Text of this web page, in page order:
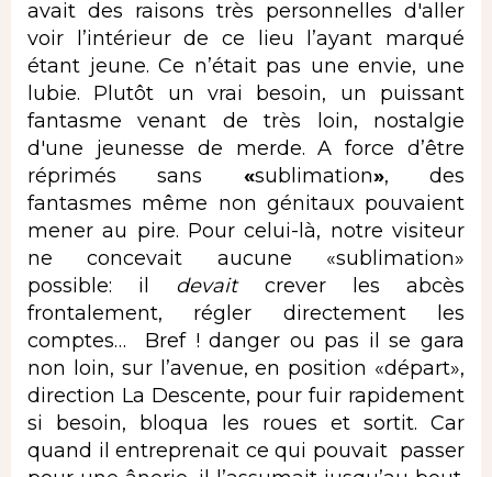
avait des raisons très personnelles d'aller
voir l’intérieur de ce lieu l’ayant marqué
étant jeune. Ce n’était pas une envie, une
lubie. Plutôt un vrai besoin, un puissant
fantasme venant de très loin, nostalgie
d'une jeunesse de merde. A force d’être
réprimés sans «sublimation», des
fantasmes même non génitaux pouvaient
mener au pire. Pour celui-là, notre visiteur
ne concevait aucune «sublimation»
possible: il devaitcrever les abcès
frontalement, régler directement les
comptes… Bref ! danger ou pas il se gara
non loin, sur l’avenue, en position «départ»,
direction La Descente, pour fuir rapidement
si besoin, bloqua les roues et sortit. Car
quand il entreprenait ce qui pouvait passer